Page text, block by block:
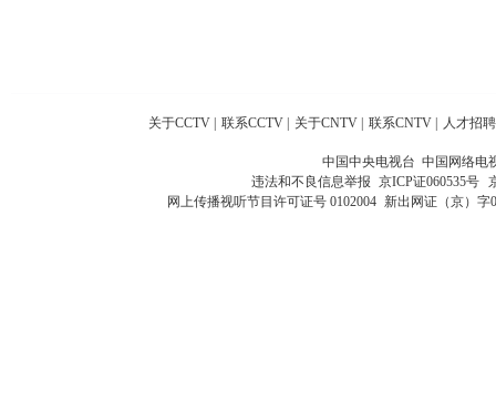
关于CCTV 联系CCTV 关于CNTV 联系CNTV 人才招聘
中国中央电视台 中国网络电
违法和不良信息举报 京ICP证060535号
网上传播视听节目许可证号 0102004 新出网证（京）